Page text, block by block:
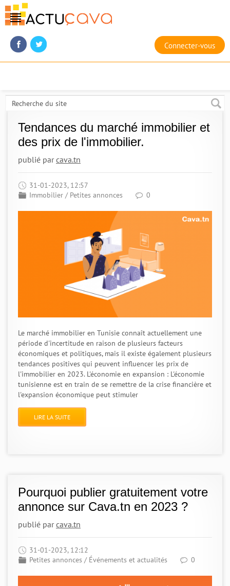
Connecter-vous
Tendances du marché immobilier et
des prix de l'immobilier.
publié parcava.tn
31-01-2023, 12:57
Immobilier / Petites annonces 0
Le marché immobilier en Tunisie connaît actuellement une
période d'incertitude en raison de plusieurs facteurs
économiques et politiques, mais il existe également plusieurs
tendances positives qui peuvent influencer les prix de
l'immobilier en 2023. L'économie en expansion : L'économie
tunisienne est en train de se remettre de la crise financière et
l'expansion économique peut stimuler
LIRE LA SUITE
Pourquoi publier gratuitement votre
annonce sur Cava.tn en 2023 ?
publié parcava.tn
31-01-2023, 12:12
Petites annonces / Événements et actualités 0